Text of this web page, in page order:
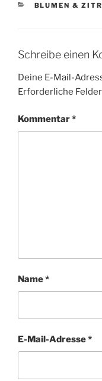
KATEGORIEN
BLUMEN &
Schreibe einen
Deine E-Mail-
Erforderliche
Kommentar*
Name*
E-Mail-Adresse*